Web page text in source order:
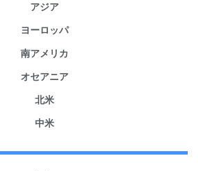
アジア
ヨーロッパ
南アメリカ
オセアニア
北米
中米